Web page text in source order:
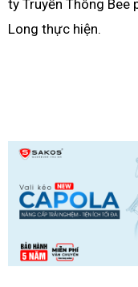
ty Truyền Thông Bee
Long thực hiện.